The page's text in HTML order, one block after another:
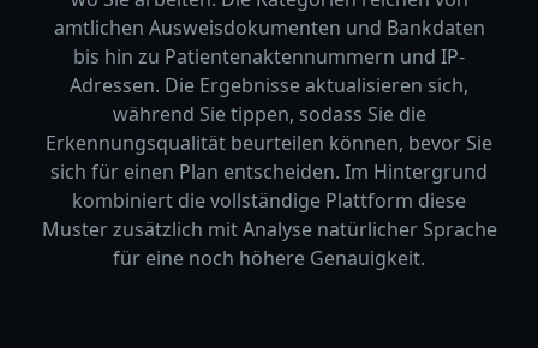
amtlichen Ausweisdokumenten und Bankdaten
bis hin zu Patientenaktennummern und IP-
Adressen. Die Ergebnisse aktualisieren sich,
während Sie tippen, sodass Sie die
Erkennungsqualität beurteilen können, bevor Sie
sich für einen Plan entscheiden. Im Hintergrund
kombiniert die vollständige Plattform diese
Muster zusätzlich mit Analyse natürlicher Sprache
für eine noch höhere Genauigkeit.